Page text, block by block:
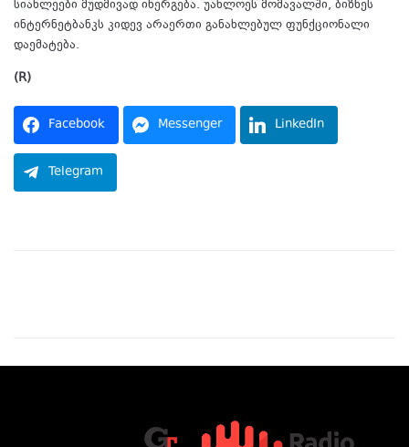
სიახლეები მუდმივად ინერგება. უახლოეს მომავალში, ბიზნეს
ინტერნეტბანკს კიდევ არაერთი განახლებულ ფუნქციონალი
დაემატება.
(R)
Facebook Messenger LinkedIn
Telegram